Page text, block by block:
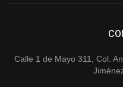
Calle 1 de Mayo 311, Col.